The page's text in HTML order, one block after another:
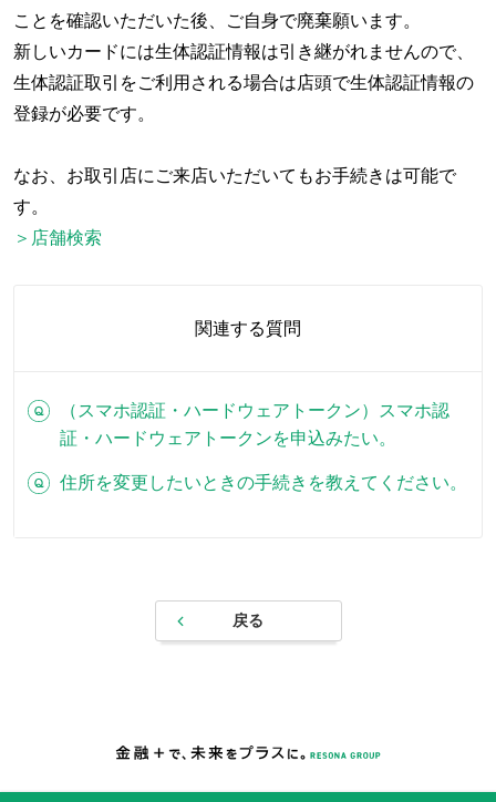
ことを確認いただいた後、ご自身で廃棄願います。
新しいカードには生体認証情報は引き継がれませんので、
生体認証取引をご利用される場合は店頭で生体認証情報の
登録が必要です。
なお、お取引店にご来店いただいてもお手続きは可能で
す。
＞店舗検索
関連する質問
（スマホ認証・ハードウェアトークン）スマホ認
証・ハードウェアトークンを申込みたい。
住所を変更したいときの手続きを教えてください。
戻る